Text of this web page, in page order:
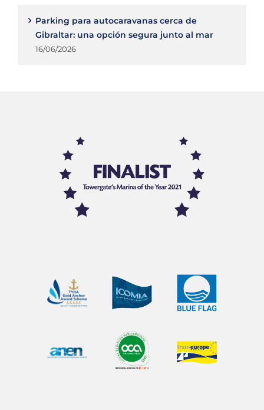
Parking para autocaravanas cerca de
Gibraltar: una opción segura junto al mar
16/06/2026